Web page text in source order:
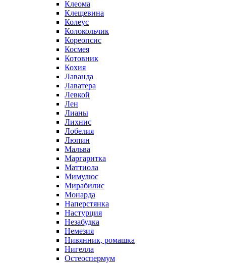
Клеома
Клещевина
Колеус
Колокольчик
Кореопсис
Космея
Котовник
Кохия
Лаванда
Лаватера
Левкой
Лен
Лианы
Лихнис
Лобелия
Люпин
Мальва
Маргаритка
Маттиола
Мимулюс
Мирабилис
Монарда
Наперстянка
Настурция
Незабудка
Немезия
Нивянник, ромашка
Нигелла
Остеоспермум